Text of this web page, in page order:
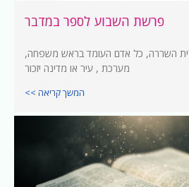
פרשת השבוע לספר במדבר
השררה, כל אדם העומד בראש משפחה,
מערכת , עיר או מדינה יזכור
המשך קריאה >>